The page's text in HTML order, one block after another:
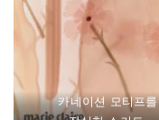
카네이션 모티프를